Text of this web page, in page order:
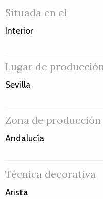
Situada en el
Interior
Lugar de producción
Sevilla
Zona de producción
Andalucía
Técnica decorativa
Arista